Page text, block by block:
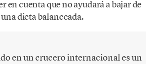
en cuenta que no ayudará a bajar de
dieta balanceada.
en un crucero internacional es un